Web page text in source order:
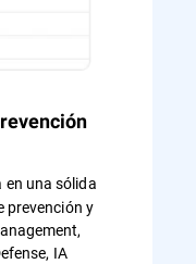
una sólida
prevención y
IA